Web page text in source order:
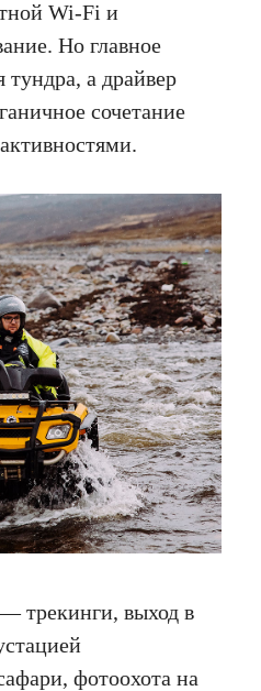
Wi-Fi и
Но главное
а драйвер
сочетание
трекинги, выход в
фотоохота на